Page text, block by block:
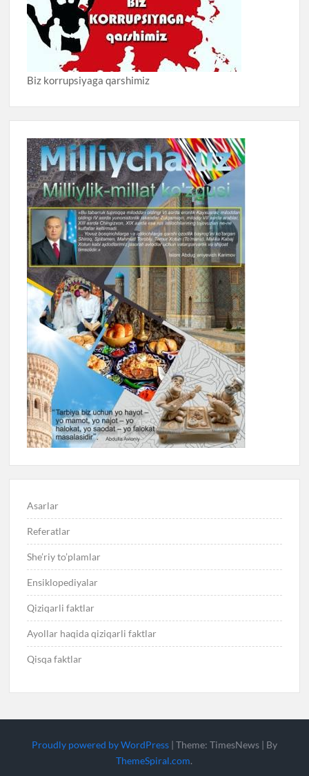
Biz korrupsiyaga qarshimiz
Asarlar
Referatlar
She’riy to’plamlar
Ensiklopediyalar
Qiziqarli faktlar
Ayollar haqida qiziqarli faktlar
Qisqa faktlar
Proudly powered by WordPress | Theme: TimesNews | By
ThemeSpiral.com.